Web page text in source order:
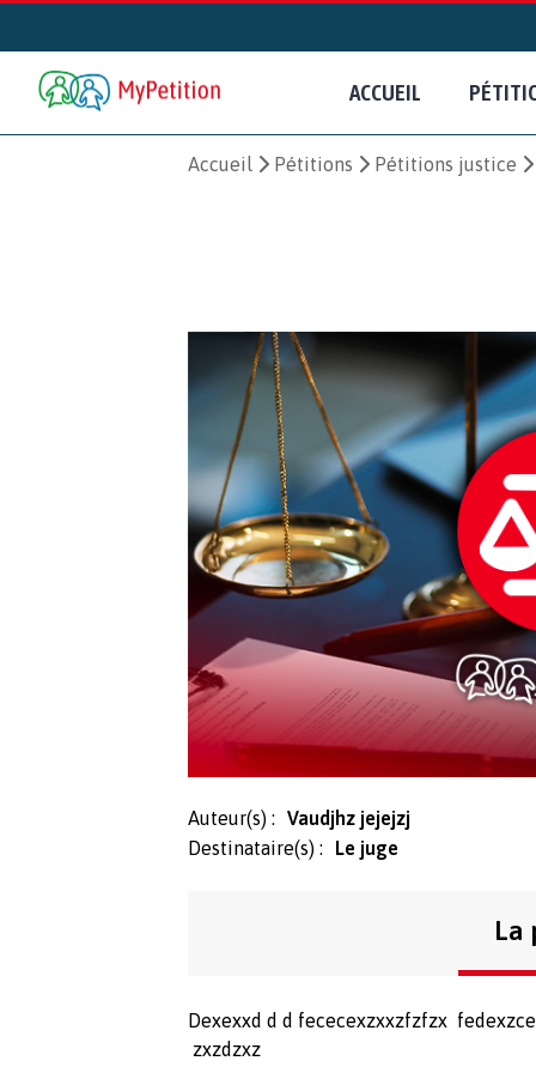
ACCUEIL
Accueil Pétitions Pétitions justice
Auteur(s) :
Vaudjhz jejejzj
Destinataire(s) :
Le juge
La
Dexexxd d d fececexzxxzfzfzx
zxzdzxz